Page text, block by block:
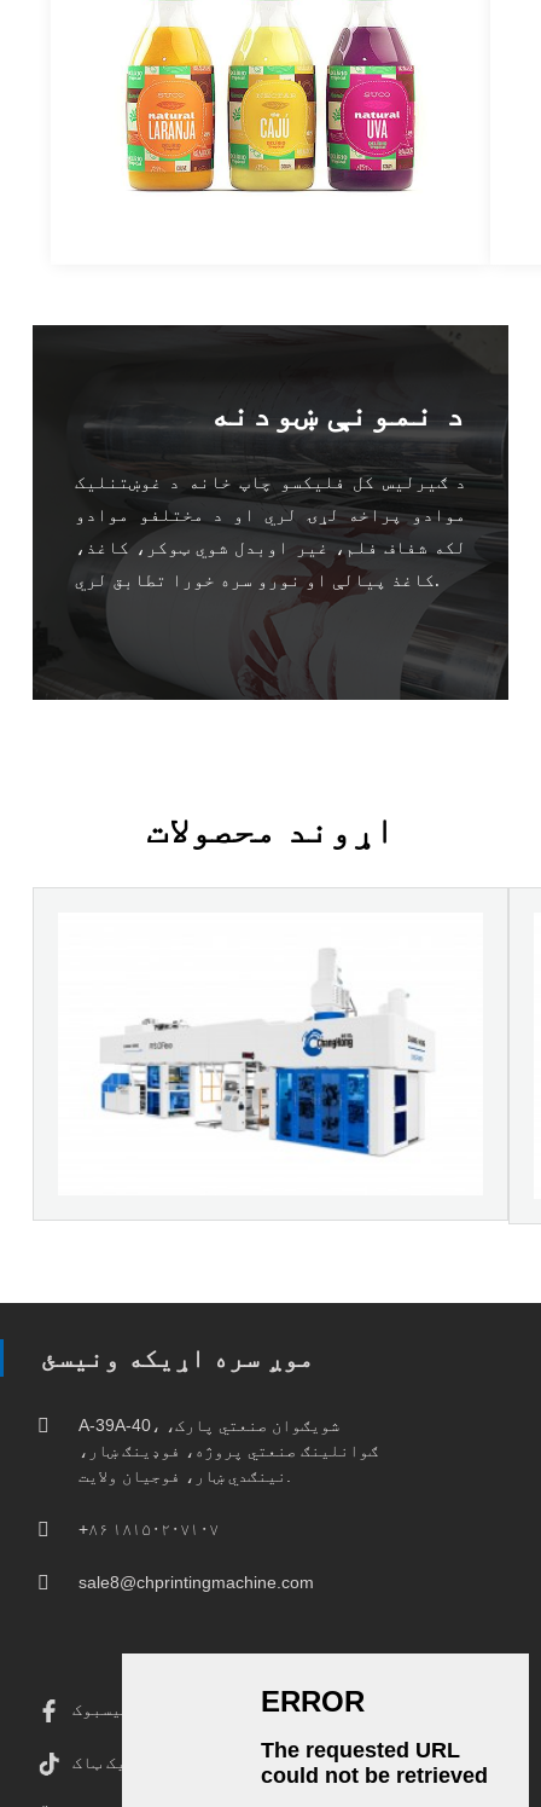
د نمونې ښودنه
د ګیرلیس کل فلیکسو چاپ خانه د غوښتنلیک
موادو پراخه لړۍ لري او د مختلفو موادو
لکه شفاف فلم، غیر اوبدل شوي ټوکر، کاغذ،
کاغذ پیالې او نورو سره خورا تطابق لري.
اړوند محصولات
موږ سره اړیکه ونیسئ
A-39A-40، شویګوان صنعتي پارک،
ګوانلینګ صنعتي پروژه، فوډینګ ښار،
نینګدي ښار، فوجیان ولایت.
+۸۶ ۱۸۱۵۰۲۰۷۱۰۷
sale8@chprintingmachine.com
فیسبوک
ټیک ټاک